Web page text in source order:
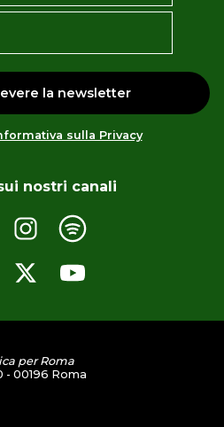
la newsletter
sulla Privacy
nostri canali
per Roma
- 00196 Roma